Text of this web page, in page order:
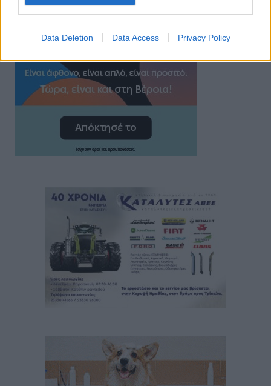
Data Deletion Data Access Privacy Policy